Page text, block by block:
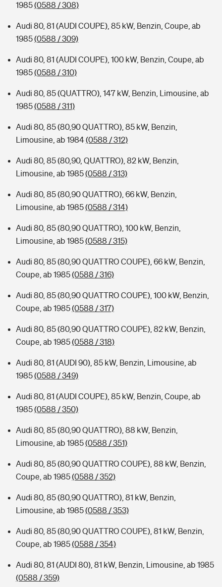
1985(0588 / 308)
Audi 80, 81 (AUDI COUPE), 85 kW, Benzin, Coupe, ab
1985(0588 / 309)
Audi 80, 81 (AUDI COUPE), 100 kW, Benzin, Coupe, ab
1985(0588 / 310)
Audi 80, 85 (QUATTRO), 147 kW, Benzin, Limousine, ab
1985(0588 / 311)
Audi 80, 85 (80,90 QUATTRO), 85 kW, Benzin,
Limousine, ab 1984(0588 / 312)
Audi 80, 85 (80,90, QUATTRO), 82 kW, Benzin,
Limousine, ab 1985(0588 / 313)
Audi 80, 85 (80,90 QUATTRO), 66 kW, Benzin,
Limousine, ab 1985(0588 / 314)
Audi 80, 85 (80,90 QUATTRO), 100 kW, Benzin,
Limousine, ab 1985(0588 / 315)
Audi 80, 85 (80,90 QUATTRO COUPE), 66 kW, Benzin,
Coupe, ab 1985(0588 / 316)
Audi 80, 85 (80,90 QUATTRO COUPE), 100 kW, Benzin,
Coupe, ab 1985(0588 / 317)
Audi 80, 85 (80,90 QUATTRO COUPE), 82 kW, Benzin,
Coupe, ab 1985(0588 / 318)
Audi 80, 81 (AUDI 90), 85 kW, Benzin, Limousine, ab
1985(0588 / 349)
Audi 80, 81 (AUDI COUPE), 85 kW, Benzin, Coupe, ab
1985(0588 / 350)
Audi 80, 85 (80,90 QUATTRO), 88 kW, Benzin,
Limousine, ab 1985(0588 / 351)
Audi 80, 85 (80,90 QUATTRO COUPE), 88 kW, Benzin,
Coupe, ab 1985(0588 / 352)
Audi 80, 85 (80,90 QUATTRO), 81 kW, Benzin,
Limousine, ab 1985(0588 / 353)
Audi 80, 85 (80,90 QUATTRO COUPE), 81 kW, Benzin,
Coupe, ab 1985(0588 / 354)
Audi 80, 81 (AUDI 80), 81 kW, Benzin, Limousine, ab 1985
(0588 / 359)